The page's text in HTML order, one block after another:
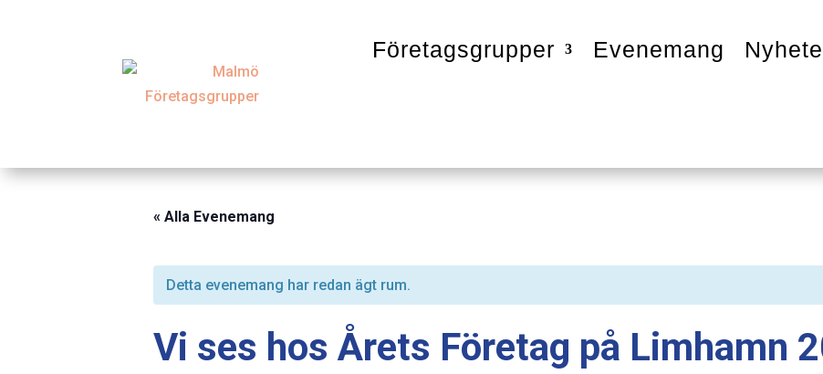
Företagsgrupper Evenemang
« Alla Evenemang
Detta evenemang har redan ägt rum.
Vi ses hos Årets Företag på Limhamn